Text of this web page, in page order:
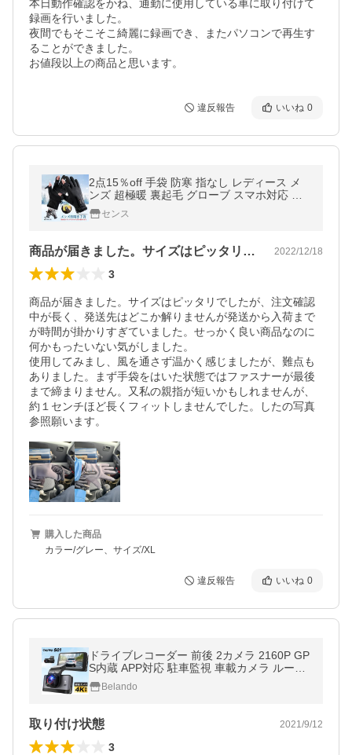
本日動作確認をかね、通勤に使用している車に取り付けて
録画を行いました。
夜間でもそこそこ綺麗に録画でき、またパソコンで再生す
ることができました。
お値段以上の商品と思います。
違反報告 いいね 0
2点15％off 手袋 防寒 指なし レディース メ
ンズ 超極暖 裏起毛 グローブ スマホ対応 作
業用 撥水 防風 保温 滑り止め あたたかい ア
ウトドア ランニング用
センス
商品が届きました。サイズはピッタリでし… 2022/12/18
3
商品が届きました。サイズはピッタリでしたが、注文確認
中が長く、発送先はどこか解りませんが発送から入荷まで
が時間が掛かりすぎていました。せっかく良い商品なのに
何かもったいない気がしました。
使用してみまし、風を通さず温かく感じましたが、難点も
ありました。まず手袋をはいた状態ではファスナーが最後
まで締まりません。又私の親指が短いかもしれませんが、
約１センチほど長くフィットしませんでした。したの写真
参照願います。
購入した商品
カラー/グレー、サイズ/XL
違反報告 いいね 0
ドライブレコーダー 前後 2カメラ 2160P GP
S内蔵 APP対応 駐車監視 車載カメラ ループ
録画 ノイズ対策済 4K画質 800万画素 SONY
センサー 64GBカード付属
Belando
取り付け状態 2021/9/12
3